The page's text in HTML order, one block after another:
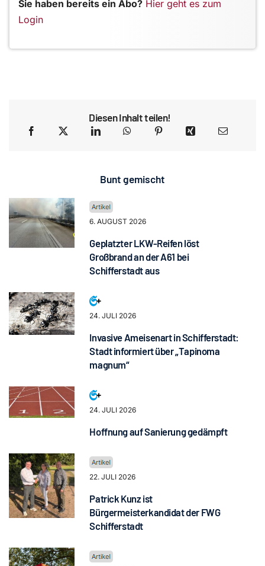
Sie haben bereits ein Abo? Hier geht es zum
Login
Diesen Inhalt teilen!
Bunt gemischt
6. AUGUST 2026
Geplatzter LKW-Reifen löst
Großbrand an der A61 bei
Schifferstadt aus
24. JULI 2026
Invasive Ameisenart in Schifferstadt:
Stadt informiert über „Tapinoma
magnum“
24. JULI 2026
Hoffnung auf Sanierung gedämpft
22. JULI 2026
Patrick Kunz ist
Bürgermeisterkandidat der FWG
Schifferstadt